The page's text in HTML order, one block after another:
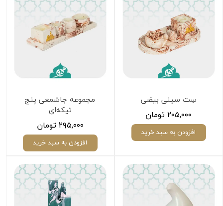
سِت سینی بیضی
۲۰۵,۰۰۰ تومان
افزودن به سبد خرید
مجموعه جاشمعی پنج
تیکه‌ای
۲۹۵,۰۰۰ تومان
افزودن به سبد خرید